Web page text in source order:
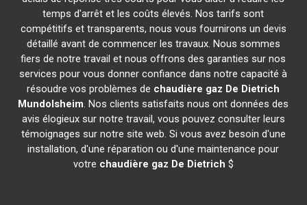
temps d'arrêt et les coûts élevés. Nos tarifs sont
compétitifs et transparents, nous vous fournirons un devis
détaillé avant de commencer les travaux. Nous sommes
fiers de notre travail et nous offrons des garanties sur nos
services pour vous donner confiance dans notre capacité à
résoudre vos problèmes de chaudière gaz De Dietrich
Mundolsheim. Nos clients satisfaits nous ont données des
avis élogieux sur notre travail, vous pouvez consulter leurs
témoignages sur notre site web. Si vous avez besoin d'une
installation, d'une réparation ou d'une maintenance pour
votre chaudière gaz De Dietrich $